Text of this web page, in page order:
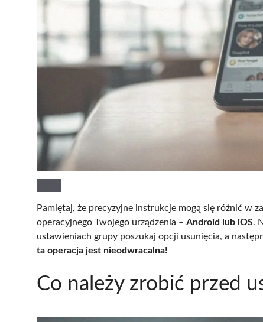
Pamiętaj, że precyzyjne instrukcje mogą się różnić w
operacyjnego Twojego urządzenia – Android lub iOS.
ustawieniach grupy poszukaj opcji usunięcia, a
ta operacja jest nieodwracalna!
Co należy zrobić przed